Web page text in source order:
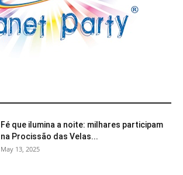
Fé que ilumina a noite: milhares participam
na Procissão das Velas...
May 13, 2025